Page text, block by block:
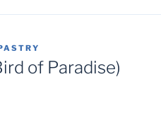
of Paradise)